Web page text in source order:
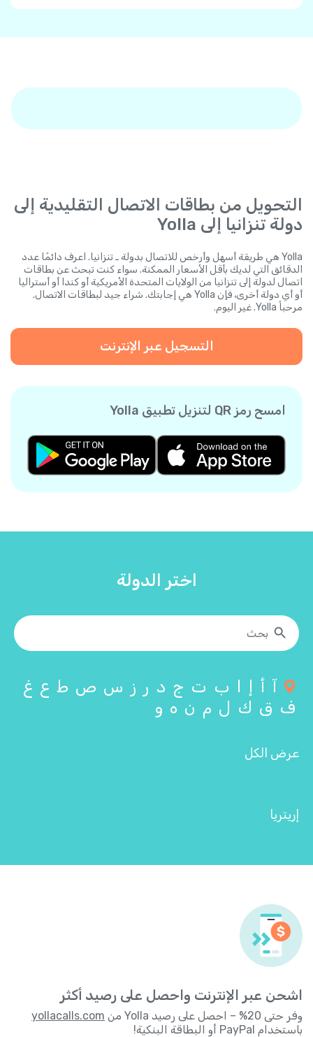
التحويل من بطاقات الاتصال التقليدية إلى
دولة تنزانيا إلى Yolla
Yolla هي طريقة أسهل وأرخص للاتصال بدولة ـ تنزانيا. اعرف دائمًا عدد
الدقائق التي لديك بأقل الأسعار الممكنة. سواء كنت تبحث عن بطاقات
اتصال لدولة إلى تنزانيا من الولايات المتحدة الأمريكية أو كندا أو أستراليا
أو أي دولة أخرى، فإن Yolla هي إجابتك. شراء جيد لبطاقات الاتصال.
مرحباً Yolla. غير اليوم.
التسجيل عبر الإنترنت
امسح رمز QR لتنزيل تطبيق Yolla
اختر الدولة
آ أ إ ا ب ت ج د ر ز س ص ط ع غ
ف ق ك ل م ن ه و
عرض الكل
إريتريا
اشحن عبر الإنترنت واحصل على رصيد أكثر
وفر حتى 20% – احصل على رصيد Yolla من
yollacalls.com
باستخدام PayPal أو البطاقة البنكية!